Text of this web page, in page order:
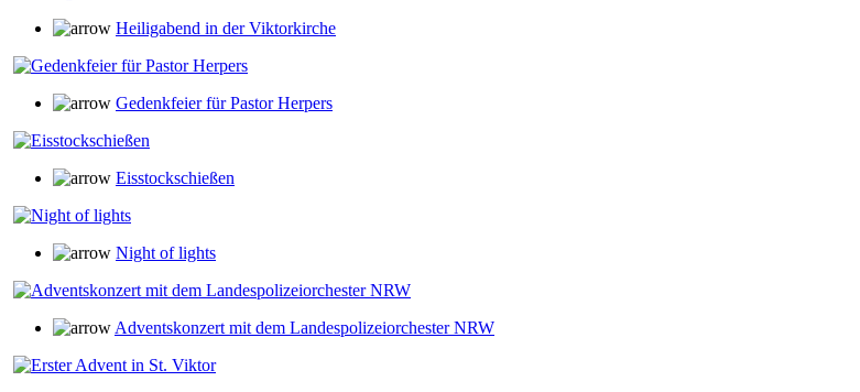
Heiligabend in der Viktorkirche
Gedenkfeier für Pastor Herpers
Eisstockschießen
Night of lights
Adventskonzert mit dem Landespolizeiorchester NRW